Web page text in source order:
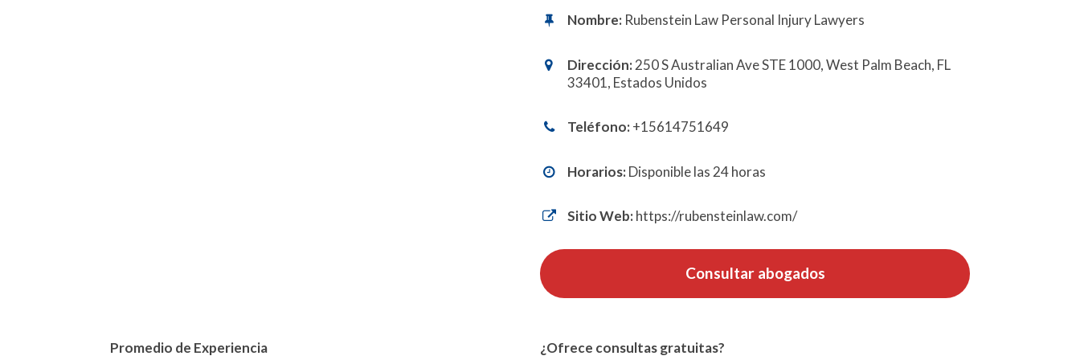
Nombre: Rubenstein Law Personal Injury Lawyers
Dirección:250 S Australian Ave STE 1000, West Palm Beach, FL
33401, Estados Unidos
Teléfono:+15614751649
Horarios:Disponible las 24 horas
Sitio Web:https://rubensteinlaw.com/
Consultar abogados
Promedio de Experiencia ¿Ofrece consultas gratuitas?